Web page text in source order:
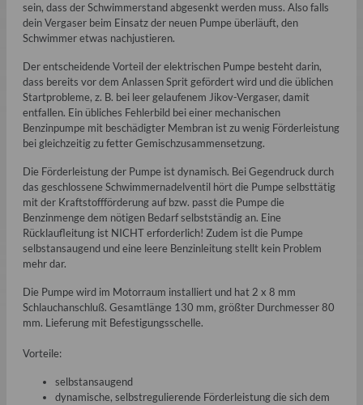
sein, dass der Schwimmerstand abgesenkt werden muss. Also falls
dein Vergaser beim Einsatz der neuen Pumpe überläuft, den
Schwimmer etwas nachjustieren.
Der entscheidende Vorteil der elektrischen Pumpe besteht darin,
dass bereits vor dem Anlassen Sprit gefördert wird und die üblichen
Startprobleme, z. B. bei leer gelaufenem Jikov-Vergaser, damit
entfallen. Ein übliches Fehlerbild bei einer mechanischen
Benzinpumpe mit beschädigter Membran ist zu wenig Förderleistung
bei gleichzeitig zu fetter Gemischzusammensetzung.
Die Förderleistung der Pumpe ist dynamisch. Bei Gegendruck durch
das geschlossene Schwimmernadelventil hört die Pumpe selbsttätig
mit der Kraftstoffförderung auf bzw. passt die Pumpe die
Benzinmenge dem nötigen Bedarf selbstständig an. Eine
Rücklaufleitung ist NICHT erforderlich! Zudem ist die Pumpe
selbstansaugend und eine leere Benzinleitung stellt kein Problem
mehr dar.
Die Pumpe wird im Motorraum installiert und hat 2 x 8 mm
Schlauchanschluß. Gesamtlänge 130 mm, größter Durchmesser 80
mm. Lieferung mit Befestigungsschelle.
Vorteile:
selbstansaugend
dynamische, selbstregulierende Förderleistung die sich dem